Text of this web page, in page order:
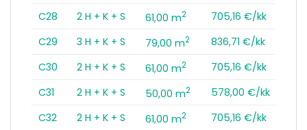
C28
2 H + K + S 61,00 m2
705,16 €/kk
C29
3 H + K + S 79,00 m2
836,71 €/kk
C30
2 H + K + S 61,00 m2
705,16 €/kk
C31
2 H + K + S 50,00 m2
578,00 €/kk
C32
2 H + K + S 61,00 m2
705,16 €/kk